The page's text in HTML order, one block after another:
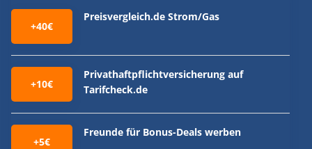
+40€
Preisvergleich.de Strom/Gas
+10€
Privathaftpflichtversicherung auf
Tarifcheck.de
+5€
Freunde für Bonus-Deals werben